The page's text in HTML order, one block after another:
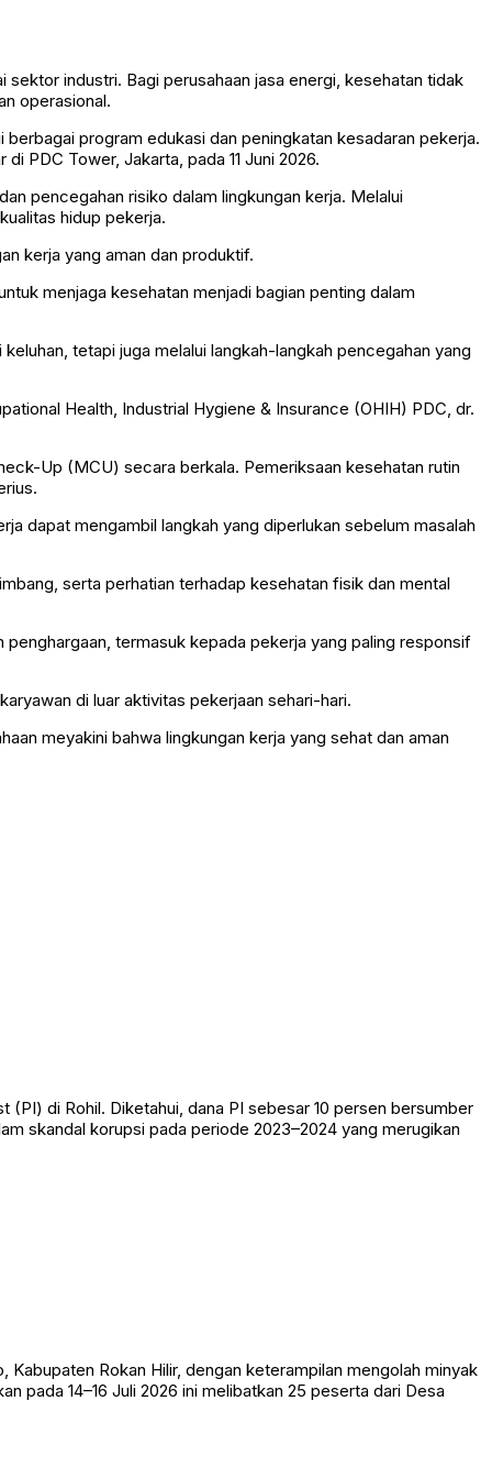
industri. Bagi perusahaan jasa energi, kesehatan tidak
operasional.
program edukasi dan peningkatan kesadaran pekerja.
PDC Tower, Jakarta, pada 11 Juni 2026.
pencegahan risiko dalam lingkungan kerja. Melalui
hidup pekerja.
kerja yang aman dan produktif.
menjaga kesehatan menjadi bagian penting dalam
tetapi juga melalui langkah-langkah pencegahan yang
Health, Industrial Hygiene & Insurance (OHIH) PDC, dr.
Up (MCU) secara berkala. Pemeriksaan kesehatan rutin
dapat mengambil langkah yang diperlukan sebelum masalah
serta perhatian terhadap kesehatan fisik dan mental
termasuk kepada pekerja yang paling responsif
di luar aktivitas pekerjaan sehari-hari.
meyakini bahwa lingkungan kerja yang sehat dan aman
di Rohil. Diketahui, dana PI sebesar 10 persen bersumber
skandal korupsi pada periode 2023–2024 yang merugikan
Rokan Hilir, dengan keterampilan mengolah minyak
pada 14–16 Juli 2026 ini melibatkan 25 peserta dari Desa